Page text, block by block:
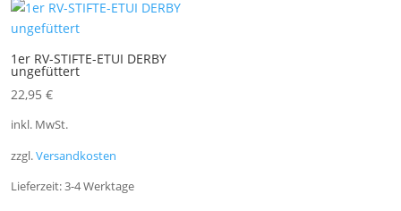
1er RV-STIFTE-ETUI DERBY
ungefüttert
22,95 €
inkl. MwSt.
zzgl.Versandkosten
Lieferzeit:3-4 Werktage